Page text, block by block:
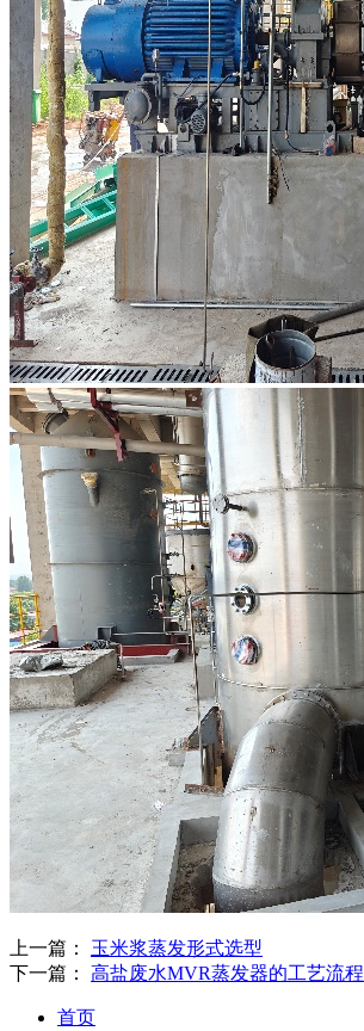
上一篇： 玉米浆蒸发形式选型
下一篇： 高盐废水MVR蒸发器的工艺流程
首页